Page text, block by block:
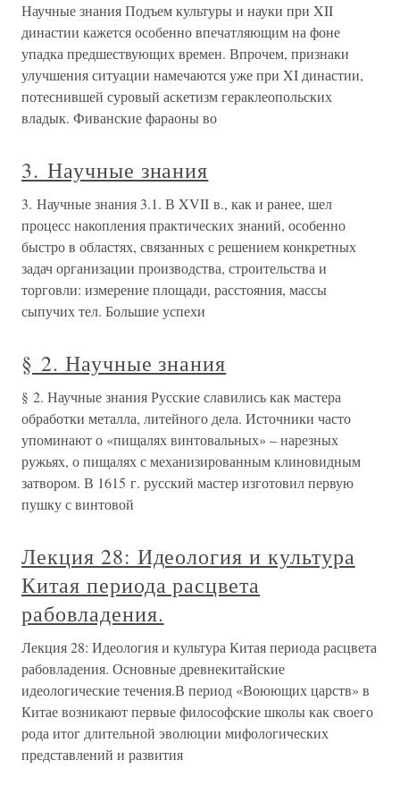
Научные знания Подъем культуры и науки при XII
династии кажется особенно впечатляющим на фоне
упадка предшествующих времен. Впрочем, признаки
улучшения ситуации намечаются уже при XI династии,
потеснившей суровый аскетизм гераклеопольских
владык. Фиванские фараоны во
3. Научные знания
3. Научные знания 3.1. В XVII в., как и ранее, шел
процесс накопления практических знаний, особенно
быстро в областях, связанных с решением конкретных
задач организации производства, строительства и
торговли: измерение площади, расстояния, массы
сыпучих тел. Большие успехи
§ 2. Научные знания
§ 2. Научные знания Русские славились как мастера
обработки металла, литейного дела. Источники часто
упоминают о «пищалях винтовальных» – нарезных
ружьях, о пищалях с механизированным клиновидным
затвором. В 1615 г. русский мастер изготовил первую
пушку с винтовой
Лекция 28: Идеология и культура
Китая периода расцвета
рабовладения.
Лекция 28: Идеология и культура Китая периода расцвета
рабовладения. Основные древнекитайские
идеологические течения.В период «Воюющих царств» в
Китае возникают первые философские школы как своего
рода итог длительной эволюции мифологических
представлений и развития